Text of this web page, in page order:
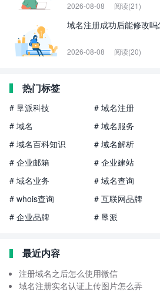
2026-08-08 阅读(21)
域名注册成功后能修改吗
2026-08-08 阅读(20)
热门标签
# 垦派科技 # 域名注册
# 域名
# 域名服务
# 域名百科知识
# 域名解析
# 企业邮箱
# 企业建站
# 域名业务
# 域名查询
# whois查询
# 互联网品牌
# 企业品牌
# 垦派
最近内容
注册域名之后怎么使用微信
域名注册实名认证上传图片怎么弄